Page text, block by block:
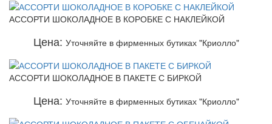
АССОРТИ ШОКОЛАДНОЕ В КОРОБКЕ С НАКЛЕЙКОЙ
Цена: Уточняйте в фирменных бутиках "Криолло"
АССОРТИ ШОКОЛАДНОЕ В ПАКЕТЕ С БИРКОЙ
Цена: Уточняйте в фирменных бутиках "Криолло"